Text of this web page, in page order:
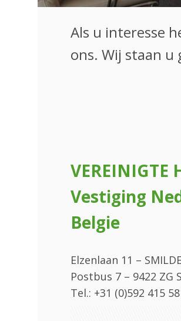
Als u interesse
ons. Wij staan u
VEREINIGTE
Vestiging
Belgie
Elzenlaan 11 –
Postbus 7 – 9422 ZG
Tel.: +31 (0)592 415